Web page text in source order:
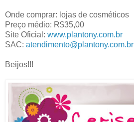
Onde comprar: lojas de cosméticos
Preço médio: R$35,00
Site Oficial: www.plantony.com.br
SAC: atendimento@plantony.com.br
Beijos!!!